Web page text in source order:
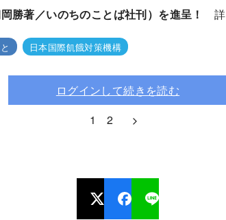
勝著／いのちのことば社刊）を進呈！
詳
日本国際飢餓対策機構
ログインして続きを読む
1
2